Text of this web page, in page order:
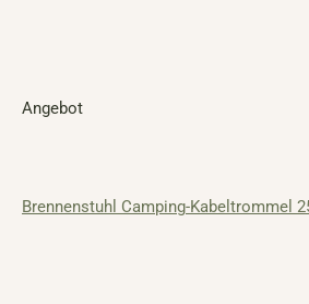
Angebot
Brennenstuhl Camping-Kabeltrommel